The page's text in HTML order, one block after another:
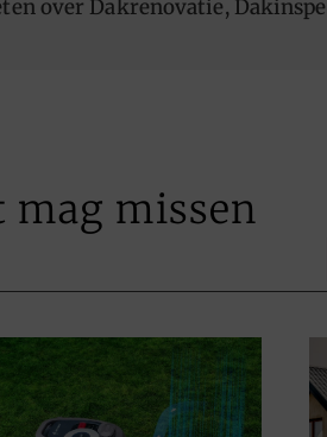
mag missen